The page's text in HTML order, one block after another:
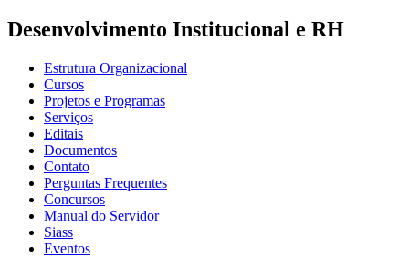
Desenvolvimento Institucional e RH
Estrutura Organizacional
Cursos
Projetos e Programas
Serviços
Editais
Documentos
Contato
Perguntas Frequentes
Concursos
Manual do Servidor
Siass
Eventos